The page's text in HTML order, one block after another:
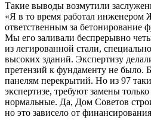
Такие выводы возмутили
«Я в то время работал
ответственным за бетонирование
Мы его заливали беспрерывно
из легированной стали,
высоких зданий. Экспертизу
претензий к фундаменту не было.
панелям перекрытий. Но из 97
экспертизе, требуют замены
нормальные. Да, Дом Советов
но это зависело от